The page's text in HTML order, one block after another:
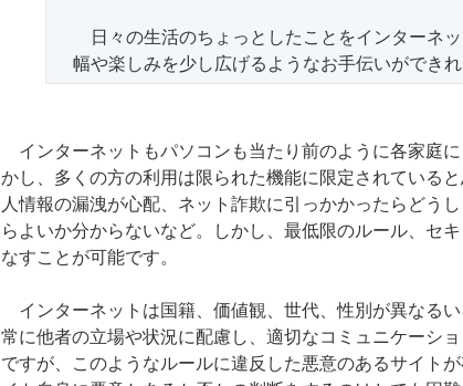
日々の生活のちょっとしたことをインターネ
幅や楽しみを少し広げるようなお手伝いができれ
インターネットもパソコンも当たり前のように各家庭
かし、多くの方の利用は限られた機能に限定されている
人情報の漏洩が心配、ネット詐欺に引っかかったらどう
らよいか分からないなど。しかし、最低限のルール、セ
なすことが可能です。
インターネットは国籍、価値観、世代、性別が異なるい
常に他者の立場や状況に配慮し、適切なコミュニケーシ
ですが、このようなルールに違反した悪意のあるサイト